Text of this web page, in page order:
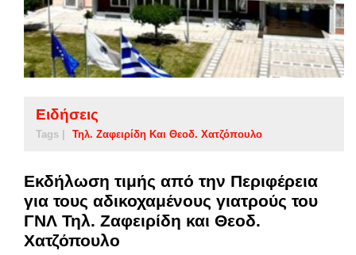
Ειδήσεις
Tags | Τηλ. Ζαφειρίδη Και Θεοδ. Χατζόπουλο
Εκδήλωση τιμής από την Περιφέρεια
για τους αδικοχαμένους γιατρούς του
ΓΝΛ Τηλ. Ζαφειρίδη και Θεοδ.
Χατζόπουλο